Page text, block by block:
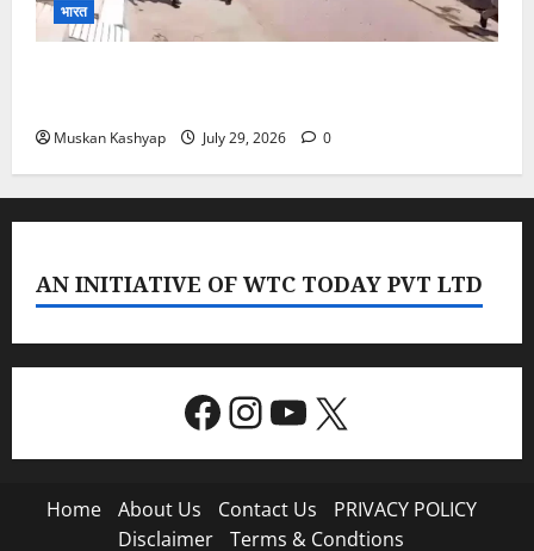
भारत
Muskan Kashyap July 29, 2026 0
AN INITIATIVE OF WTC TODAY PVT LTD
Facebook
Instagram
YouTube
X
Home About Us Contact Us
PRIVACY POLICY
Disclaimer
Terms & Condtions